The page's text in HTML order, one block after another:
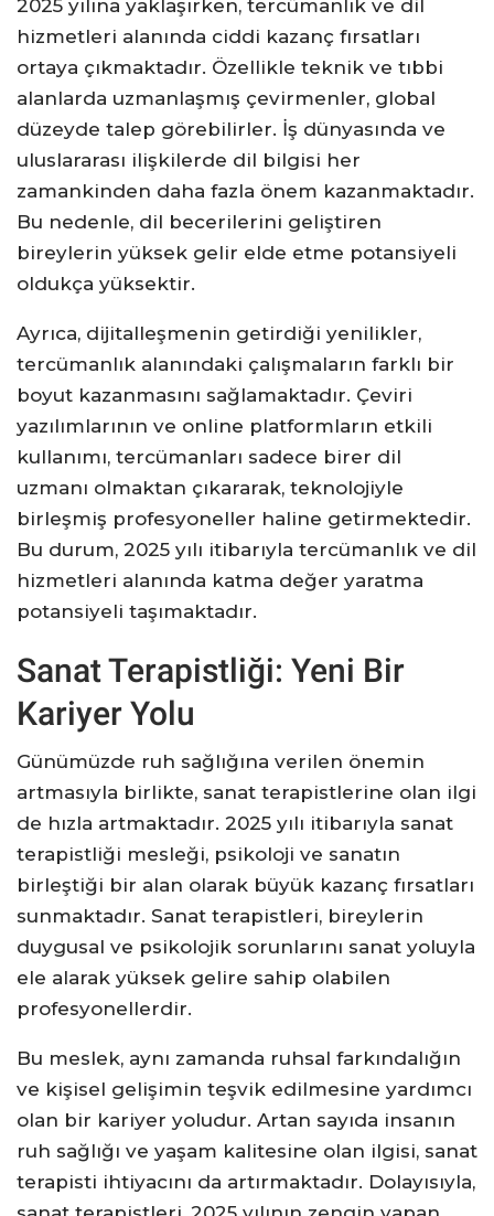
2025 yılına yaklaşırken, tercümanlık ve dil
hizmetleri alanında ciddi kazanç fırsatları
ortaya çıkmaktadır. Özellikle teknik ve tıbbi
alanlarda uzmanlaşmış çevirmenler, global
düzeyde talep görebilirler. İş dünyasında ve
uluslararası ilişkilerde dil bilgisi her
zamankinden daha fazla önem kazanmaktadır.
Bu nedenle, dil becerilerini geliştiren
bireylerin yüksek gelir elde etme potansiyeli
oldukça yüksektir.
Ayrıca, dijitalleşmenin getirdiği yenilikler,
tercümanlık alanındaki çalışmaların farklı bir
boyut kazanmasını sağlamaktadır. Çeviri
yazılımlarının ve online platformların etkili
kullanımı, tercümanları sadece birer dil
uzmanı olmaktan çıkararak, teknolojiyle
birleşmiş profesyoneller haline getirmektedir.
Bu durum, 2025 yılı itibarıyla tercümanlık ve dil
hizmetleri alanında katma değer yaratma
potansiyeli taşımaktadır.
Sanat Terapistliği: Yeni Bir
Kariyer Yolu
Günümüzde ruh sağlığına verilen önemin
artmasıyla birlikte, sanat terapistlerine olan ilgi
de hızla artmaktadır. 2025 yılı itibarıyla sanat
terapistliği mesleği, psikoloji ve sanatın
birleştiği bir alan olarak büyük kazanç fırsatları
sunmaktadır. Sanat terapistleri, bireylerin
duygusal ve psikolojik sorunlarını sanat yoluyla
ele alarak yüksek gelire sahip olabilen
profesyonellerdir.
Bu meslek, aynı zamanda ruhsal farkındalığın
ve kişisel gelişimin teşvik edilmesine yardımcı
olan bir kariyer yoludur. Artan sayıda insanın
ruh sağlığı ve yaşam kalitesine olan ilgisi, sanat
terapisti ihtiyacını da artırmaktadır. Dolayısıyla,